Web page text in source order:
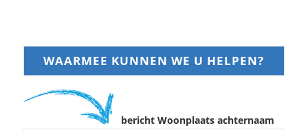
WAARMEE KUNNEN WE U HELPEN?
bericht Woonplaats achternaam